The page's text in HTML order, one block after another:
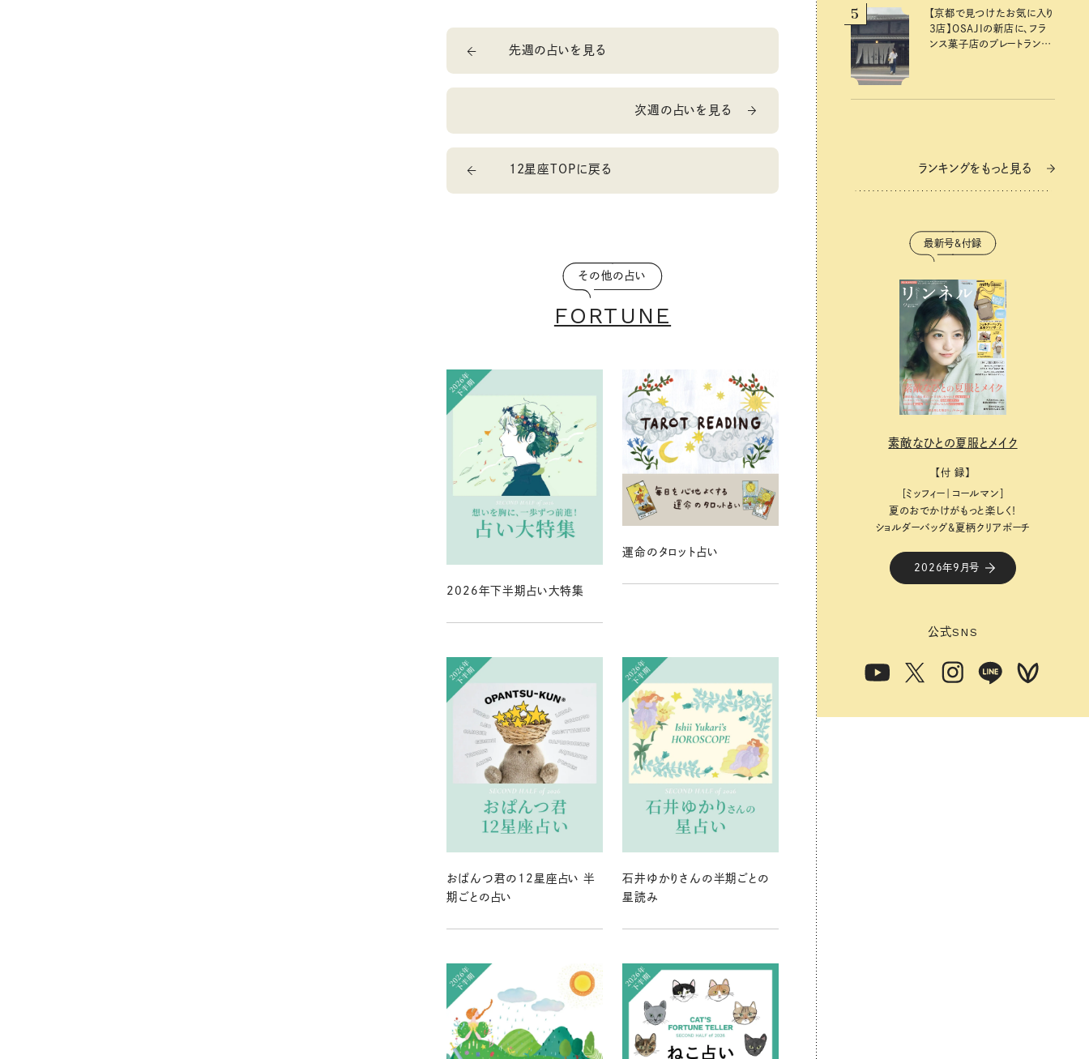
先週の占いを見る
次週の占いを見る
12星座TOPに戻る
その他の占い
FORTUNE
2026年下半期占い大特集
運命のタロット占い
おぱんつ君の12星座占い 半
期ごとの占い
石井ゆかりさんの半期ごとの
星読み
5
【京都で見つけたお気に入り
3店】OSAJIの新店に、フラ
ンス菓子店のプレートラン
ランキングをもっと見る
最新号＆付録
素敵なひとの夏服とメイク
【付 録】
［ミッフィー｜コールマン］
夏のおでかけがもっと楽しく！
ショルダーバッグ&夏柄クリアポーチ
2026年9月号
公式SNS